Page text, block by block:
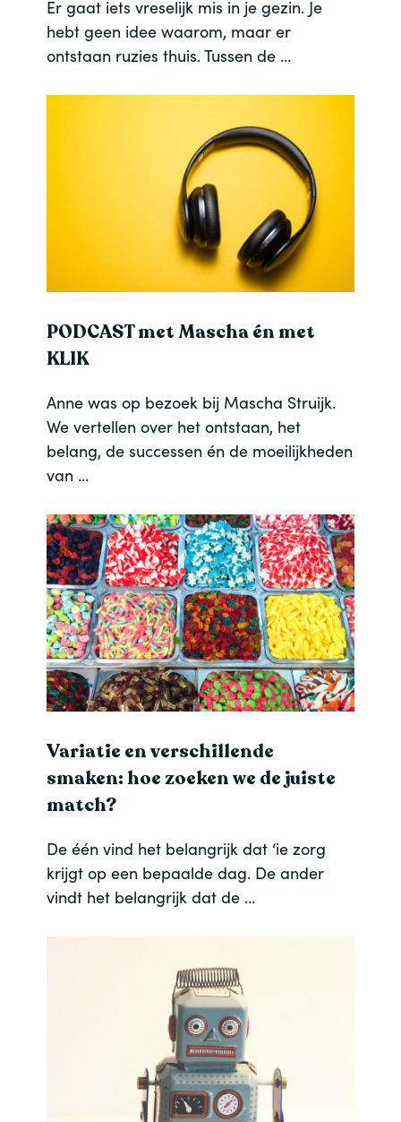
Er gaat iets vreselijk mis in je gezin. Je
hebt geen idee waarom, maar er
ontstaan ruzies thuis. Tussen de …
PODCAST met Mascha én met
KLIK
Anne was op bezoek bij Mascha Struijk.
We vertellen over het ontstaan, het
belang, de successen én de moeilijkheden
van …
Variatie en verschillende
smaken: hoe zoeken we de juiste
match?
De één vind het belangrijk dat ‘ie zorg
krijgt op een bepaalde dag. De ander
vindt het belangrijk dat de …